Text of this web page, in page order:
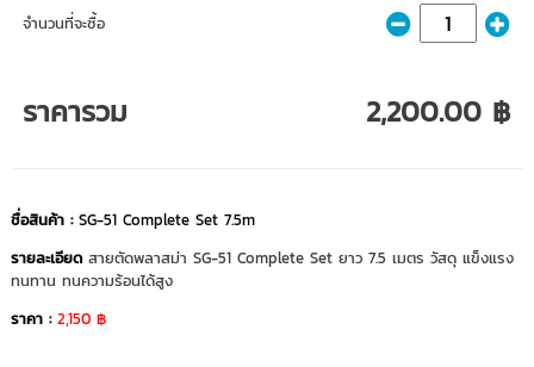
จำนวนที่จะซื้อ
ราคารวม 2,200.00 ฿
ชื่อสินค้า :SG-51 Complete Set 7.5m
รายละเอียด สายตัดพลาสม่า SG-51 Complete Set ยาว 7.5 เมตร วัสดุ แข็งแรง
ทนทาน ทนความร้อนได้สูง
ราคา : 2,150 ฿